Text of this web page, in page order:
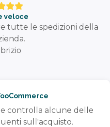
veloce
tutte le spedizioni della
controlla alcune delle
sull'acquisto.